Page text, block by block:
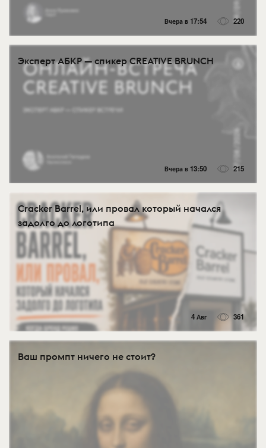
Вчера в 17:54 220
Эксперт АБКР — спикер CREATIVE BRUNCH
Вчера в 13:50 215
Cracker Barrel, или провал который начался
задолго до логотипа
4 Авг 361
Ваш промпт ничего не стоит?